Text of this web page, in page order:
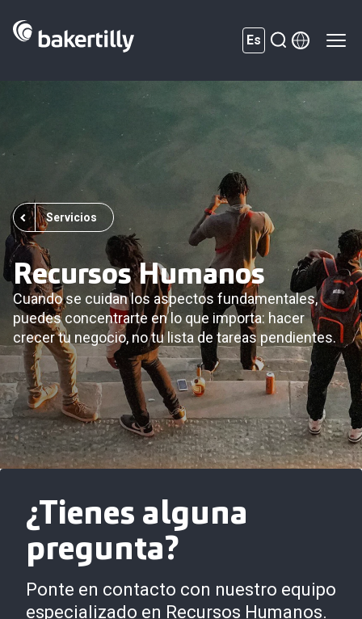
Es
Servicios
Recursos Humanos
Cuando se cuidan los aspectos fundamentales,
puedes concentrarte en lo que importa: hacer
crecer tu negocio, no tu lista de tareas pendientes.
¿Tienes alguna
pregunta?
Ponte en contacto con nuestro equipo
especializado en Recursos Humanos.